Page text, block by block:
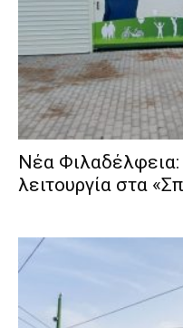
Νέα Φιλαδέλφεια:
λειτουργία στα